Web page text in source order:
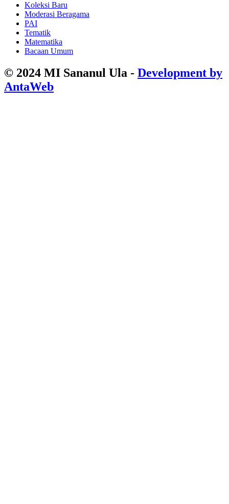
Koleksi Baru
Moderasi Beragama
PAI
Tematik
Matematika
Bacaan Umum
© 2024 MI Sananul Ula - Development by
AntaWeb